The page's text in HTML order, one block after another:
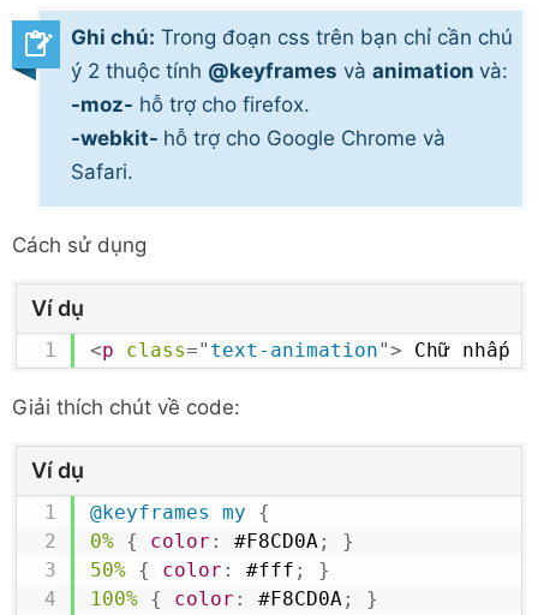
font-weight :bold ;
-webkit-animation
700 infinite
-moz-animation: my 700 ms infinite;
-o-animation: my 700
animation: my 700ms infinite;
}
Ghi chú: Trong đoạn css trên bạn chỉ cần chú
ý 2 thuộc tính @keyframes và animation và:
-moz- hỗ trợ cho firefox.
-webkit- hỗ trợ cho Google Chrome và
Safari.
Cách sử dụng
Ví dụ
<p class=" text-animation"> Chữ nhấp
Giải thích chút về code:
Ví dụ
@keyframes my
{
0% { color : #F8CD0A;
}
50% { color : #fff ;
}
100% { color : #F8CD0A;
}